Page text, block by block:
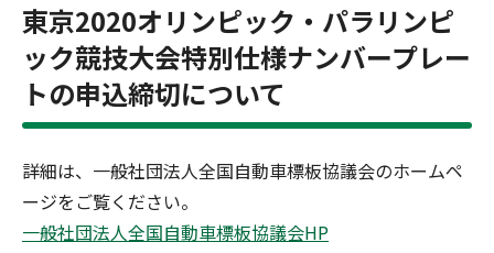
東京2020オリンピック・パラリンピ
ック競技大会特別仕様ナンバープレー
トの申込締切について
詳細は、一般社団法人全国自動車標板協議会のホームペ
ージをご覧ください。
一般社団法人全国自動車標板協議会HP